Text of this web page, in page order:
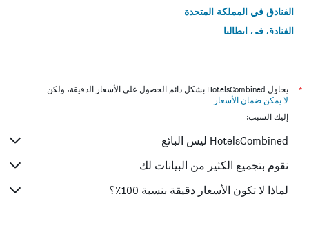
الفنادق في المملكة المتحدة
الفنادق في إيطاليا
*
يحاول HotelsCombined بشكل دائم الحصول على الأسعار الدقيقة، ولكن
لا يمكن ضمان الأسعار .
إليك السبب:
HotelsCombined ليس البائع
نقوم بتجميع الكثير من البيانات لك
لماذا لا تكون الأسعار دقيقة بنسبة 100٪؟